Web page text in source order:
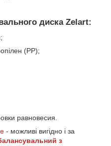
диска Zelart:
(PP);
равновесия.
- можливі вигідно і за
з